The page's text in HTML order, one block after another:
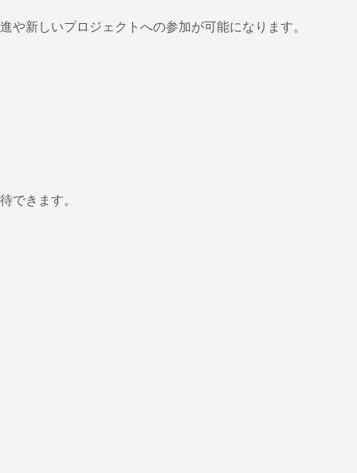
新しいプロジェクトへの参加が可能になります。
できます。